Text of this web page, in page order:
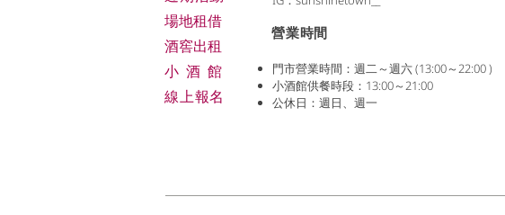
場地租借
​酒窖出租
小酒 館
線上報名
​營業時間
門市營業時間：週二～週六 (13:00～22:00 )
小酒館供餐時段：13:00～21:00
公休日：週日、週一